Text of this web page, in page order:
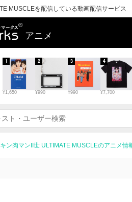
MUSCLEを配信している動画配信サービス
アニメ
¥1,650
1
¥990
2
¥990
3
¥7,700
4
キン肉マンII世 ULTIMATE MUSCLEのアニメ情